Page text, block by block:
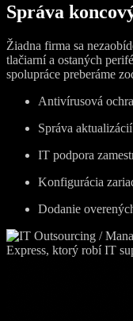
Správa
Žiadna firma sa
tlačiarní a ostaných
spolupráce preberáme
Antivírusová
Správa
IT podpora
Konfigurácia
Dodanie